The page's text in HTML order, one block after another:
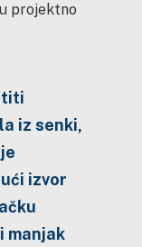
projektno
iz senki,
izvor
manjak